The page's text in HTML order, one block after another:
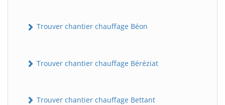
Trouver chantier chauffage Béon
Trouver chantier chauffage Béréziat
Trouver chantier chauffage Bettant